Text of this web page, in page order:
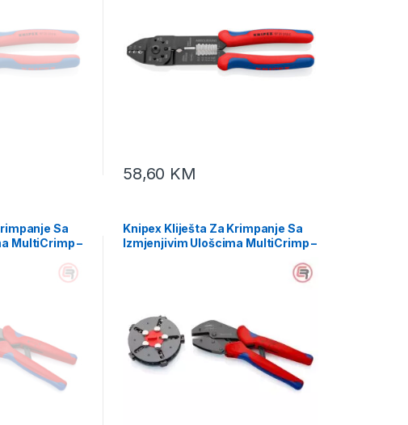
58,60 KM
Sa
MultiCrimp –
Knipex Kliješta Za Krimpanje Sa
Izmjenjivim Ulošcima MultiCrimp –